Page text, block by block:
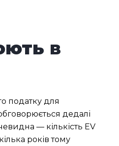
в
податку для
дедалі
— кількість EV
років тому